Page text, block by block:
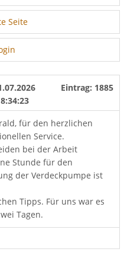
Seite
Eintrag: 1885
für den herzlichen
Service.
bei der Arbeit
Stunde für den
der Verdeckpumpe ist
Tipps. Für uns war es
Tagen.